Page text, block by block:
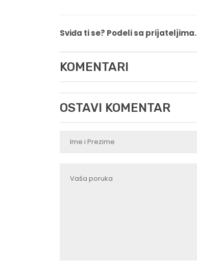
Sviđa ti se? Podeli sa prijateljima.
KOMENTARI
OSTAVI KOMENTAR